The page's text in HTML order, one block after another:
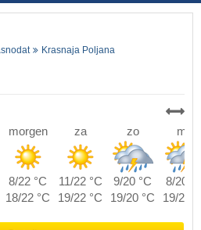
Krasnaja Poljana
morgen za zo ma
8/22 °C 11/22 °C 9/20 °C
8/20
18/22 °C 19/22 °C 19/20 °C 19/20